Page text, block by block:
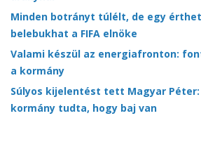
Minden botrányt túlélt, de egy
belebukhat a FIFA elnöke
Valami készül az energiafronton:
a kormány
Súlyos kijelentést tett Magyar
kormány tudta, hogy baj van